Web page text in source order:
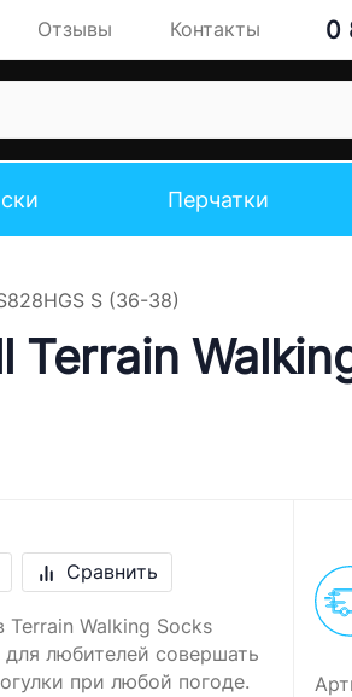
Отзывы Контакты 0
Перчатки
S (36-38)
Сравнить
Walking Socks
для любителей совершать
при любой погоде.